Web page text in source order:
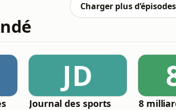
Charger plus d’épisodes
JD
Journal des sports 8